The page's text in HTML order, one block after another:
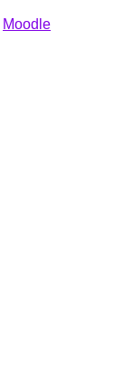
Moodle